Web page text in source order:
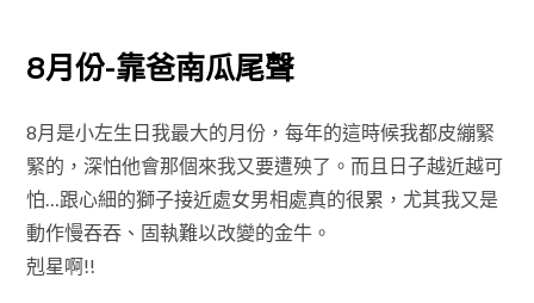
8月份-靠爸南瓜尾聲
8月是小左生日我最大的月份，每年的這時候我都皮繃緊
緊的，深怕他會那個來我又要遭殃了。而且日子越近越可
怕…跟心細的獅子接近處女男相處真的很累，尤其我又是
動作慢吞吞、固執難以改變的金牛。
剋星啊!!